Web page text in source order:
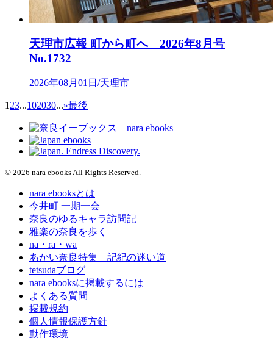
天理市広報 町から町へ 2026年8月号
No.1732
2026年08月01日/天理市
1 23...102030...»最後
© 2026 nara ebooks All Rights Reserved.
nara ebooksとは
今井町 一期一会
奈良のゆるキャラ訪問記
雅楽の奈良を歩く
na・ra・wa
あかい奈良特集 記紀の迷い道
tetsudaブログ
nara ebooksに掲載するには
よくある質問
掲載規約
個人情報保護方針
動作環境